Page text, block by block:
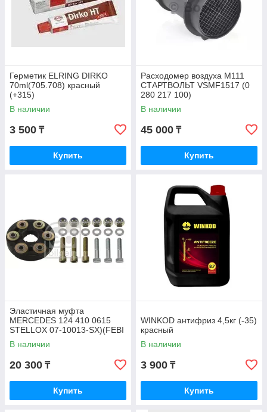
Герметик ELRING DIRKO
70ml(705.708) красный
(+315)
В наличии
3 500 ₸
Купить
Расходомер воздуха M111
СТАРТВОЛЬТ VSMF1517 (0
280 217 100)
В наличии
45 000 ₸
Купить
Эластичная муфта
MERCEDES 124 410 0615
STELLOX 07-10013-SX)(FEBI
1975)
В наличии
20 300 ₸
Купить
WINKOD антифриз 4,5кг (-35)
красный
В наличии
3 900 ₸
Купить